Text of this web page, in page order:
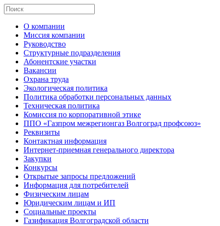
О компании
Миссия компании
Руководство
Структурные подразделения
Абонентские участки
Вакансии
Охрана труда
Экологическая политика
Политика обработки персональных данных
Техническая политика
Комиссия по корпоративной этике
ППО «Газпром межрегионгаз Волгоград профсоюз»
Реквизиты
Контактная информация
Интернет-приемная генерального директора
Закупки
Конкурсы
Открытые запросы предложений
Информация для потребителей
Физическим лицам
Юридическим лицам и ИП
Социальные проекты
Газификация Волгоградской области